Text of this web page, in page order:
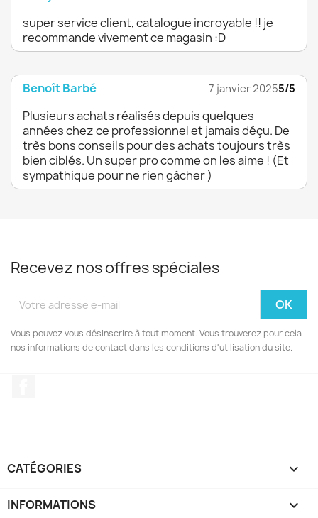
super service client, catalogue incroyable !! je
recommande vivement ce magasin :D
Benoît Barbé 7 janvier 20255/5
Plusieurs achats réalisés depuis quelques
années chez ce professionnel et jamais déçu. De
très bons conseils pour des achats toujours très
bien ciblés. Un super pro comme on les aime ! (Et
sympathique pour ne rien gâcher )
Recevez nos offres spéciales
Vous pouvez vous désinscrire à tout moment. Vous trouverez pour cela
nos informations de contact dans les conditions d'utilisation du site.
CATÉGORIES 
INFORMATIONS 